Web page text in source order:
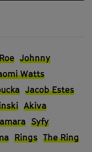
Johnny
Watts
Jacob Estes
Akiva
Syfy
Rings The Ring